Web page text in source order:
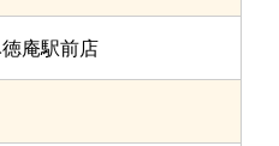
庵駅前店